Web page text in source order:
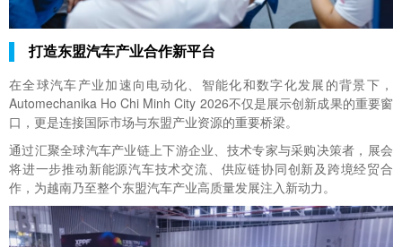
打造东盟汽车产业合作新平台
在全球汽车产业加速向电动化、智能化和数字化发展的背景下，
Automechanika Ho Chi Minh City 2026不仅是展示创新成果的重要窗
口，更是连接国际市场与东盟产业资源的重要桥梁。
通过汇聚全球汽车产业链上下游企业、技术专家与采购决策者，展会
将进一步推动新能源汽车技术交流、供应链协同创新及跨境经贸合
作，为越南乃至整个东盟汽车产业高质量发展注入新动力。